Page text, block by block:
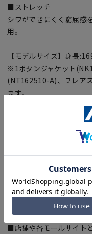
■ストレッチ
シワができにくく窮屈感
用。
【モデルサイズ】身長
※1ボタンジャケット
(NT162510-A)、フレア
ます。
【商品に関するご注意】
■商品画像はサンプルの
ある場合がございますの
■サイズスペックは仕上
■ブラウザやお使いのモ
下での光加減により、実
合がございます。
■生地や仕様・デザイン
の誤差が生じる場合が
■店舗や各モールサイト